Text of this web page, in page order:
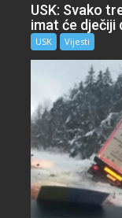
USK: Svako
imat će dječiji
USK Vijesti